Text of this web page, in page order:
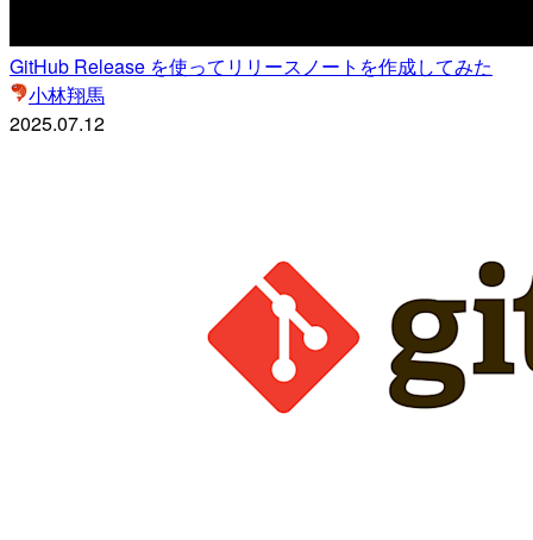
GitHub Release を使ってリリースノートを作成してみた
小林翔馬
2025.07.12